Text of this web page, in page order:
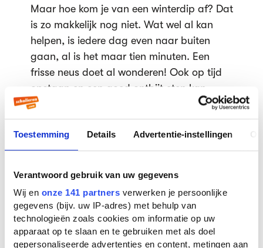
Toestemming Details Advertentie-instellingen
Verantwoord gebruik van uw gegevens
Wij en onze 141 partners verwerken je persoonlijke
gegevens (bijv. uw IP-adres) met behulp van
technologieën zoals cookies om informatie op uw
apparaat op te slaan en te gebruiken met als doel
gepersonaliseerde advertenties en content, metingen aan
Maar hoe kom je van een winterdip af? Dat
is zo makkelijk nog niet. Wat wel al kan
helpen, is iedere dag even naar buiten
gaan, al is het maar tien minuten. Een
frisse neus doet al wonderen! Ook op tijd
opstaan en een goed ontbijt eten kan
werken. En tot slot: sporten. Tijdens
beweging wordt het stofje endorfine
aangemaakt. Door dit stofje voel je je
gelukkiger. Je kan bijvoorbeeld een rondje
buiten én in beweging.
Als je echt een winterdepressie hebt, zullen
deze tips misschien iets verhelpen, maar
niet alles. Bij een echte winterdepressie is